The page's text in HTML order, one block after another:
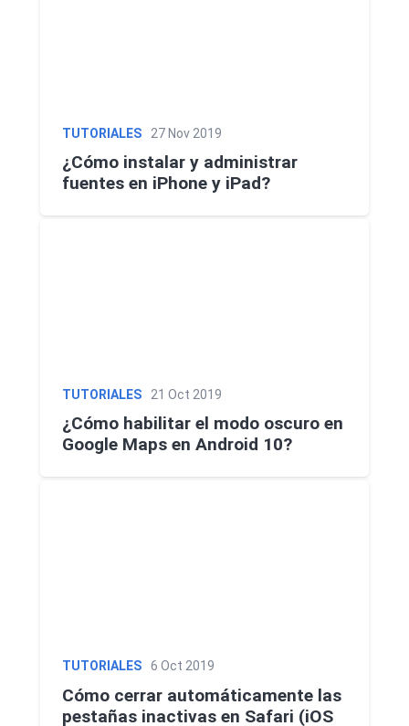
TUTORIALES 27 Nov 2019
¿Cómo instalar y administrar
fuentes en iPhone y iPad?
TUTORIALES 21 Oct 2019
¿Cómo habilitar el modo oscuro en
Google Maps en Android 10?
TUTORIALES 6 Oct 2019
Cómo cerrar automáticamente las
pestañas inactivas en Safari (iOS